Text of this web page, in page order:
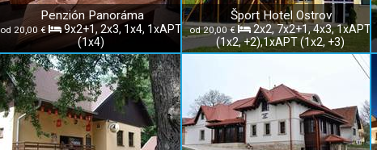
Penzión Panoráma
od 20,00 €
9x2+1, 2x3, 1x4, 1xAPT
(1x4)
Šport Hotel Ostrov
od 20,00 €
2x2, 7x2+1, 4x3, 1xAPT
(1x2, +2),1xAPT (1x2, +3)